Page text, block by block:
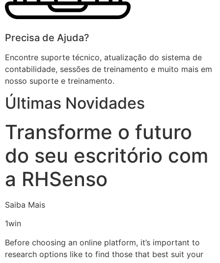
Precisa de Ajuda?
Encontre suporte técnico, atualização do sistema de
contabilidade, sessões de treinamento e muito mais em
nosso suporte e treinamento.
Últimas Novidades
Transforme o futuro
do seu escritório com
a RHSenso
Saiba Mais
1win
Before choosing an online platform, it’s important to
research options like to find those that best suit your